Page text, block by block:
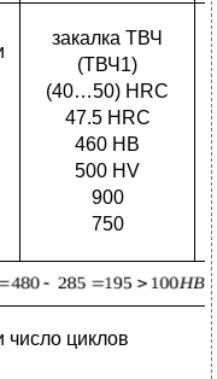
закалка ТВЧ
(ТВЧ1)
(40…50) HRC
47.5 HRC
460 HB
500 HV
900
750
циклов